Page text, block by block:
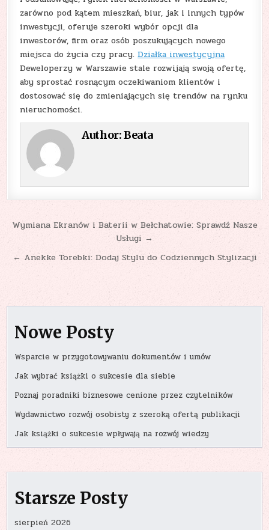
zarówno pod kątem mieszkań, biur, jak i innych typów
inwestycji, oferuje szeroki wybór opcji dla
inwestorów, firm oraz osób poszukujących nowego
miejsca do życia czy pracy.Działka inwestycyjna
Deweloperzy w Warszawie stale rozwijają swoją ofertę,
aby sprostać rosnącym oczekiwaniom klientów i
dostosować się do zmieniających się trendów na rynku
nieruchomości.
Author:Beata
Nawigacja
wpisu
Wymiana Ekranów i Baterii w Bełchatowie: Sprawdź Nasze
Usługi →
← Anekke Torebki: Dodaj Stylu do Codziennych Stylizacji
Nowe Posty
Wsparcie w przygotowywaniu dokumentów i umów
Jak wybrać książki o sukcesie dla siebie
Poznaj poradniki biznesowe cenione przez czytelników
Wydawnictwo rozwój osobisty z szeroką ofertą publikacji
Jak książki o sukcesie wpływają na rozwój wiedzy
Starsze Posty
sierpień 2026